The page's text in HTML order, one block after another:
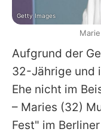
Aufgrund der
32-Jährige und
Ehe nicht im
– Maries (32)
Fest" im
Getty Images